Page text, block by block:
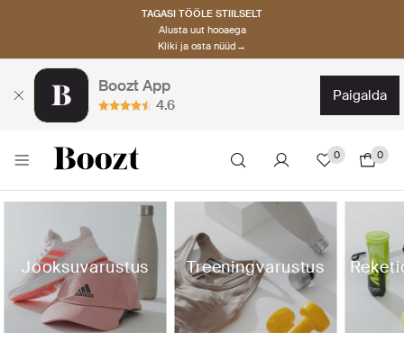
TAGASI TÖÖLE STIILSELT
Alusta uut hooaega
Kliki ja osta nüüd→
Boozt App
4.6
paigalda
0 0
Jooksuvarustus Treeningvarustus